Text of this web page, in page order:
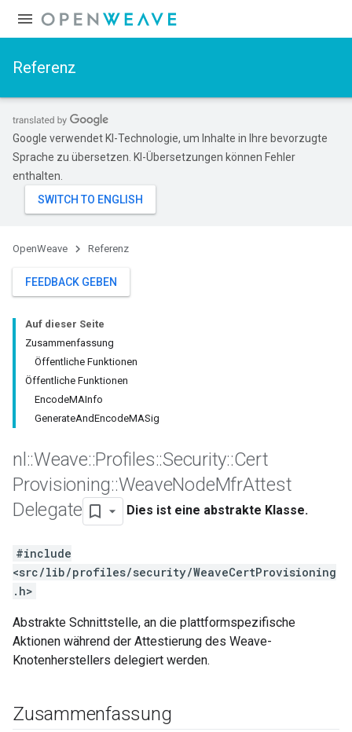
Referenz
Google verwendet KI-Technologie, um Inhalte in Ihre bevorzugte
Sprache zu übersetzen. KI-Übersetzungen können Fehler
enthalten.
OpenWeave Referenz
FEEDBACK GEBEN
Auf dieser Seite
Zusammenfassung
Öffentliche Funktionen
Öffentliche Funktionen
EncodeMAInfo
GenerateAndEncodeMASig
nl ::Weave::Profiles::Security::Cert
Provisioning::WeaveNodeMfrAttest
Delegate
Dies ist eine abstrakte Klasse.
#include
<src/lib/profiles/security/WeaveCertProvisioning
.h>
Abstrakte Schnittstelle, an die plattformspezifische
Aktionen während der Attestierung des Weave-
Knotenherstellers delegiert werden.
Zusammenfassung